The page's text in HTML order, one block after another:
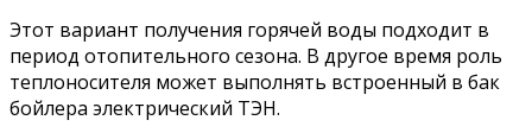
Этот вариант получения горячей воды подходит в
период отопительного сезона. В другое время роль
теплоносителя может выполнять встроенный в бак
бойлера электрический ТЭН.